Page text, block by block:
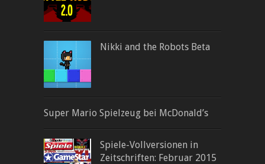
Nikki and the Robots Beta
Super Mario Spielzeug bei McDonald’s
Spiele-Vollversionen in
Zeitschriften: Februar 2015